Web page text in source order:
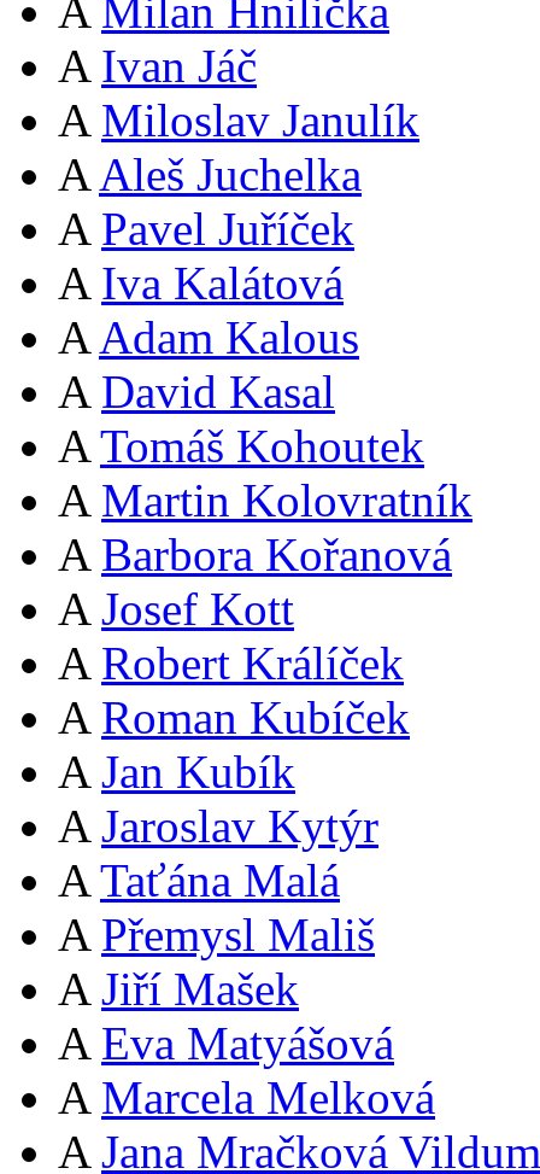
A Milan Hnilička
A Ivan Jáč
A Miloslav Janulík
A Aleš Juchelka
A Pavel Juříček
A Iva Kalátová
A Adam Kalous
A David Kasal
A Tomáš Kohoutek
A Martin Kolovratník
A Barbora Kořanová
A Josef Kott
A Robert Králíček
A Roman Kubíček
A Jan Kubík
A Jaroslav Kytýr
A Taťána Malá
A Přemysl Mališ
A Jiří Mašek
A Eva Matyášová
A Marcela Melková
A Jana Mračková